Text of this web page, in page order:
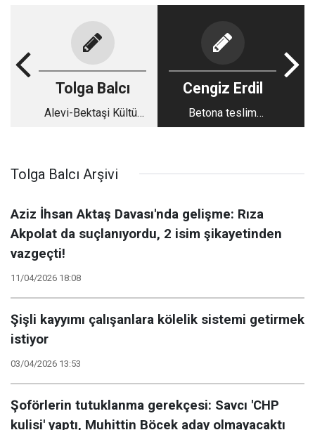
Tolga Balcı
Alevi-Bektaşi Kültür
toplantıya da sunulan
Cengiz Erdil
Betona teslim
edilmemesi gereken
Tolga Balcı Arşivi
Aziz İhsan Aktaş Davası'nda gelişme: Rıza
Akpolat da suçlanıyordu, 2 isim şikayetinden
vazgeçti!
11/04/2026 18:08
Şişli kayyımı çalışanlara kölelik sistemi getirmek
istiyor
03/04/2026 13:53
Şoförlerin tutuklanma gerekçesi: Savcı 'CHP
kulisi' yaptı, Muhittin Böcek aday olmayacaktı